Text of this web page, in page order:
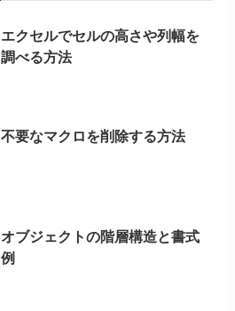
エクセルでセルの高さや列幅を
調べる方法
不要なマクロを削除する方法
オブジェクトの階層構造と書式
例